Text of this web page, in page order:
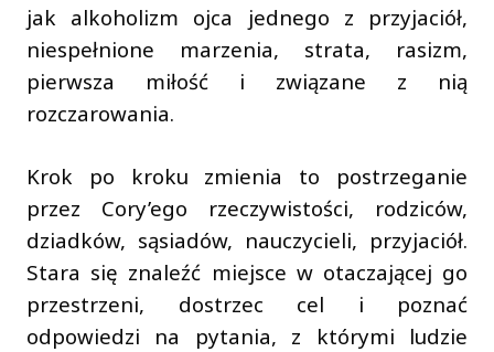
jak alkoholizm ojca jednego z przyjaciół,
niespełnione marzenia, strata, rasizm,
pierwsza miłość i związane z nią
rozczarowania.
Krok po kroku zmienia to postrzeganie
przez Cory’ego rzeczywistości, rodziców,
dziadków, sąsiadów, nauczycieli, przyjaciół.
Stara się znaleźć miejsce w otaczającej go
przestrzeni, dostrzec cel i poznać
odpowiedzi na pytania, z którymi ludzie